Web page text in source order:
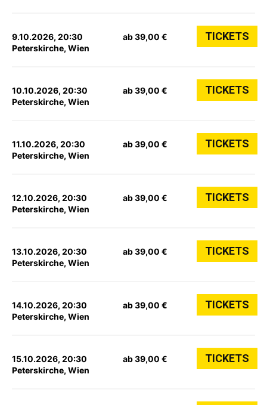
9.10.2026, 20:30
Peterskirche, Wien
ab 39,00 € TICKETS
10.10.2026, 20:30
Peterskirche, Wien
ab 39,00 € TICKETS
11.10.2026, 20:30
Peterskirche, Wien
ab 39,00 € TICKETS
12.10.2026, 20:30
Peterskirche, Wien
ab 39,00 € TICKETS
13.10.2026, 20:30
Peterskirche, Wien
ab 39,00 € TICKETS
14.10.2026, 20:30
Peterskirche, Wien
ab 39,00 € TICKETS
15.10.2026, 20:30
Peterskirche, Wien
ab 39,00 € TICKETS